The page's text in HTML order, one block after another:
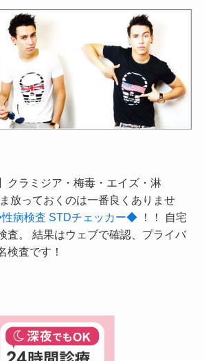
クラミジア・梅毒・エイズ・淋
放っておくのは一番良くありませ
病検査 STDチェッカー◆！！ 自宅
査。 結果はウェブで確認、プライバ
検査です！